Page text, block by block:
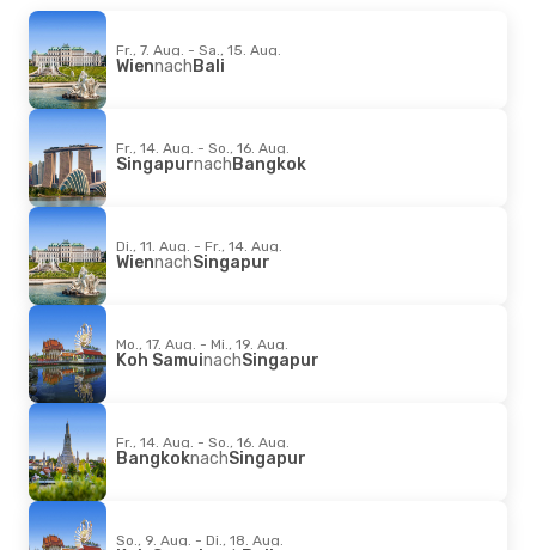
Fr., 7. Aug. - Sa., 15. Aug.
WiennachBali
Fr., 14. Aug. - So., 16. Aug.
SingapurnachBangkok
Di., 11. Aug. - Fr., 14. Aug.
WiennachSingapur
Mo., 17. Aug. - Mi., 19. Aug.
Koh SamuinachSingapur
Fr., 14. Aug. - So., 16. Aug.
BangkoknachSingapur
So., 9. Aug. - Di., 18. Aug.